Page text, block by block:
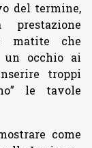
del termine,
matite che
un occhio ai
troppi
le tavole
come